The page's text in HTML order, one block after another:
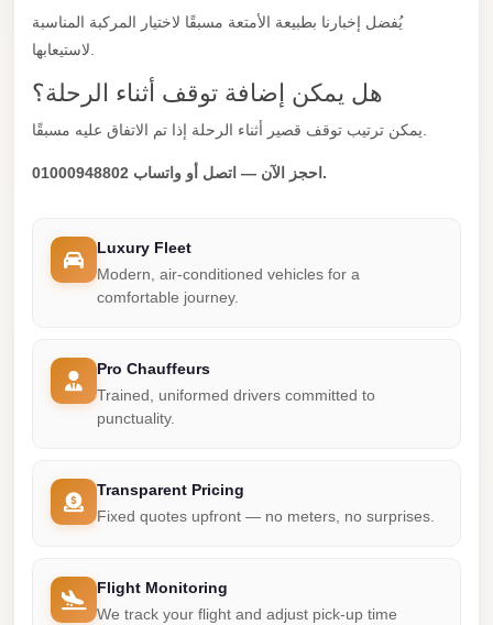
يُفضل إخبارنا بطبيعة الأمتعة مسبقًا لاختيار المركبة المناسبة
هل يمكن إضافة توقف أثناء الرحلة؟
احجز الآن — اتصل أو واتساب 01000948802.
Luxury Fleet
Modern, air-conditioned vehicles for a
comfortable journey.
Pro Chauffeurs
Trained, uniformed drivers committed to
punctuality.
Transparent Pricing
Fixed quotes upfront — no meters, no surprises.
Flight Monitoring
We track your flight and adjust pick-up time
Rental
with
Driver
Mercedes
Matrouh
Marsa
Matrouh
Limousine
Service
Limousine